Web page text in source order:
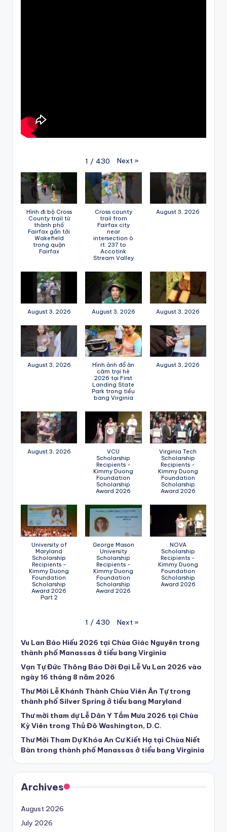
1 / 430 Next »
Hình đi bộ Cross
County trail từ
thành phố
Fairfax gần tới
Wakefield
trong quận
Fairfax
Cross county
trail from
Fairfax city
near
intersection ò
rt. 237 to
Accotink
Stream Valley
August 3, 2026
August 3, 2026 August 3, 2026 August 3, 2026
August 3, 2026
Hình ảnh đổ ăn
câm trại hè
2026 tại First
Landing State
Park trong tiểu
bang Virginia
August 3, 2026
August 3, 2026
VCU
Scholarship
Recipients -
Kimmy Duong
Foundation
Scholarship
Award 2026
Virginia Tech
Scholarship
Recipients -
Kimmy Duong
Foundation
Scholarship
Award 2026
University of
Maryland
Scholarship
Recipients -
Kimmy Duong
Foundation
Scholarship
Award 2026
Part 2
George Mason
University
Scholarship
Recipients -
Kimmy Duong
Foundation
Scholarship
Award 2026
NOVA
Scholarship
Recipients -
Kimmy Duong
Foundation
Scholarship
Award 2026
1 / 430 Next »
Vu Lan Báo Hiếu 2026 tại Chùa Giác Nguyên trong
thành phố Manassas ở tiểu bang Virginia
Vạn Tự Đức Thông Báo Dời Đại Lễ Vu Lan 2026 vào
ngày 16 tháng 8 năm 2026
Thư Mời Lễ Khánh Thành Chùa Viên Ân Tự trong
thành phố Silver Spring ở tiểu bang Maryland
Thư mời tham dự Lễ Dân Y Tắm Mưa 2026 tại Chùa
Kỳ Viên trong Thủ Đô Washington, D.C.
Thư Mời Tham Dự Khóa An Cư Kiết Hạ tại Chùa Niết
Bàn trong thành phố Manassas ở tiểu bang Virginia
Archives
August 2026
July 2026